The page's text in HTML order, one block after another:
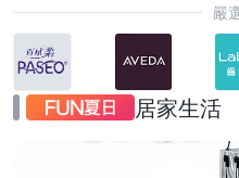
嚴
居家生活